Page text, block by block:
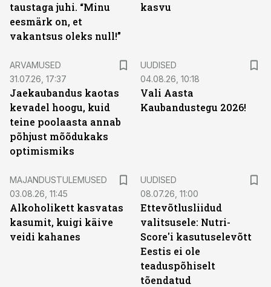
taustaga juhi. “Minu
eesmärk on, et
vakantsus oleks null!”
kasvu
ARVAMUSED
31.07.26, 17:37
Jaekaubandus kaotas
kevadel hoogu, kuid
teine poolaasta annab
põhjust mõõdukaks
optimismiks
UUDISED
04.08.26, 10:18
Vali Aasta
Kaubandustegu 2026!
MAJANDUSTULEMUSED
03.08.26, 11:45
Alkoholikett kasvatas
kasumit, kuigi käive
veidi kahanes
UUDISED
08.07.26, 11:00
Ettevõtlusliidud
valitsusele: Nutri-
Score'i kasutuselevõtt
Eestis ei ole
teaduspõhiselt
tõendatud